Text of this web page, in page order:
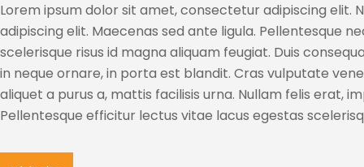
Lorem ipsum dolor sit amet, consectetur adipiscing elit.
adipiscing elit. Maecenas sed ante ligula. Pellentesque
scelerisque risus id magna aliquam feugiat. Duis
in neque ornare, in porta est blandit. Cras vulputate
aliquet a purus a, mattis facilisis urna. Nullam felis erat,
Pellentesque efficitur lectus vitae lacus egestas